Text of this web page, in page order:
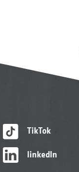
TikTok
linkedIn